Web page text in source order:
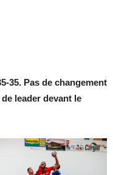
35. Pas de changement
leader devant le